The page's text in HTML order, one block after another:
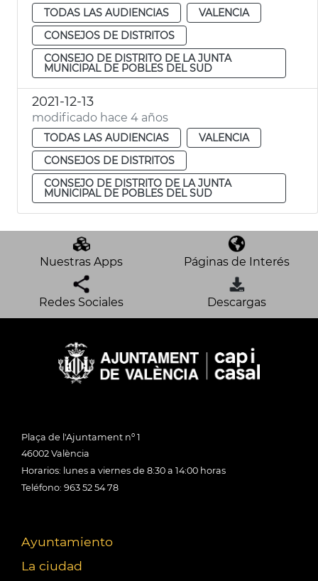
TODAS LAS AUDIENCIAS
VALENCIA
CONSEJOS DE DISTRITOS
CONSEJO DE DISTRITO DE LA JUNTA
MUNICIPAL DE POBLES DEL SUD
2021-12-13
modificado hace 4 años
TODAS LAS AUDIENCIAS
VALENCIA
CONSEJOS DE DISTRITOS
CONSEJO DE DISTRITO DE LA JUNTA
MUNICIPAL DE POBLES DEL SUD
Nuestras Apps Páginas de Interés
Redes Sociales Descargas
Plaça de l'Ajuntament nº 1
46002 València
Horarios: lunes a viernes de 8:30 a 14:00 horas
Teléfono: 963 52 54 78
Ayuntamiento
La ciudad